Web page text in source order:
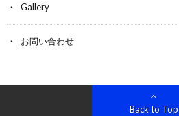
Gallery
お問い合わせ
Back to Top